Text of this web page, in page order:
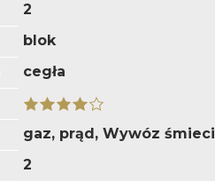
2
blok
cegła
gaz, prąd, Wywóz śmieci
2